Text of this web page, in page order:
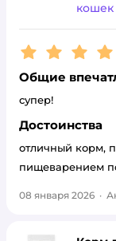
кошек
Рейтинг:5
Общие
супер!
Достоинства
отличный корм,
пищеварением
08 января 2026 ·